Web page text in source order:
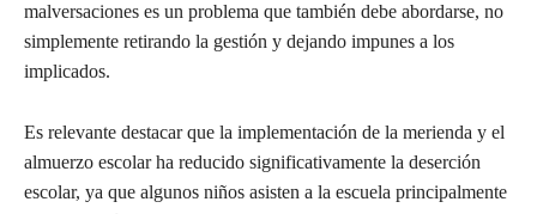
malversaciones es un problema que también debe abordarse, no
simplemente retirando la gestión y dejando impunes a los
implicados.
Es relevante destacar que la implementación de la merienda y el
almuerzo escolar ha reducido significativamente la deserción
escolar, ya que algunos niños asisten a la escuela principalmente